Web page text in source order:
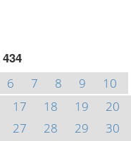
434
6 7 8 9
10
17 18 19
20
27 28 29
30